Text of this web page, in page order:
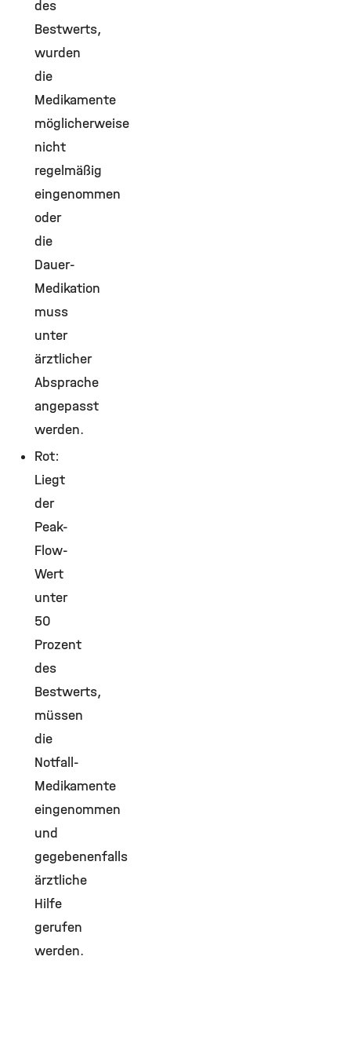
des
Bestwerts,
wurden
die
Medikamente
möglicherweise
nicht
regelmäßig
eingenommen
oder
die
Dauer-
Medikation
muss
unter
ärztlicher
Absprache
angepasst
werden.
Rot:
Liegt
der
Peak-
Flow-
Wert
unter
50
Prozent
des
Bestwerts,
müssen
die
Notfall-
Medikamente
eingenommen
und
gegebenenfalls
ärztliche
Hilfe
gerufen
werden.